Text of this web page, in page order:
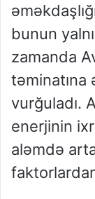
bunun
zamanda
vurğuladı.
enerjinin
aləmdə